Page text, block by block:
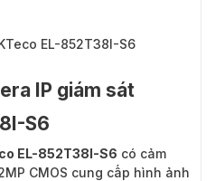
EL-852T38I-S6
IP giám sát
S6
EL-852T38I-S6 có cảm
CMOS cung cấp hình ảnh